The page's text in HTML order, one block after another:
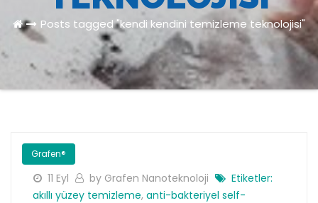
Posts tagged "kendi kendini temizleme teknolojisi"
Grafen®
11 Eyl by Grafen Nanoteknoloji
Etiketler:
akıllı yüzey temizleme, anti-bakteriyel self-